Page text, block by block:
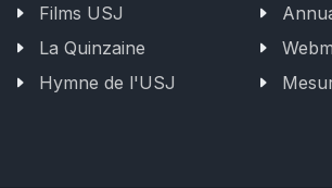
Films USJ
La Quinzaine
Hymne de l'USJ